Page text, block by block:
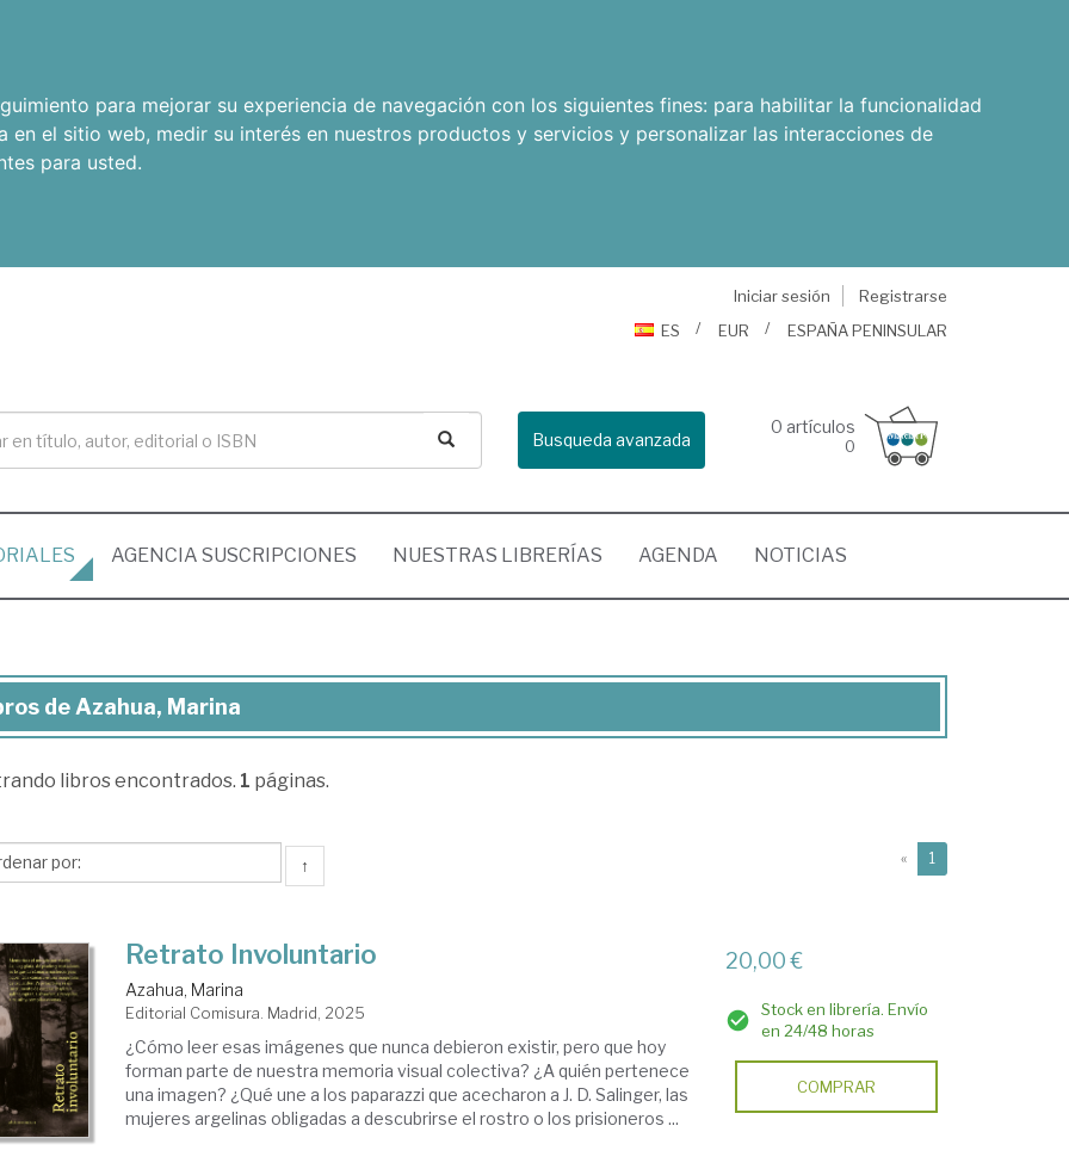
para mejorar su experiencia de navegación con los siguientes fines: para habilitar la funcionalidad
en el sitio web, medir su interés en nuestros productos y servicios y personalizar las interacciones de
para usted.
Iniciar sesión
Registrarse
ES
EUR ESPAÑA PENINSULAR
Busqueda avanzada
0 artículos
0
AGENCIA SUSCRIPCIONES NUESTRAS LIBRERÍAS AGENDA NOTICIAS
de Azahua, Marina
libros encontrados. 1 páginas.
↑ « 1
Retrato Involuntario
Azahua, Marina
Editorial Comisura. Madrid, 2025
¿Cómo leer esas imágenes que nunca debieron existir, pero que hoy
forman parte de nuestra memoria visual colectiva? ¿A quién pertenece
una imagen? ¿Qué une a los paparazzi que acecharon a J. D. Salinger, las
mujeres argelinas obligadas a descubrirse el rostro o los prisioneros ...
20,00 €
Stock en librería. Envío
en 24/48 horas
COMPRAR